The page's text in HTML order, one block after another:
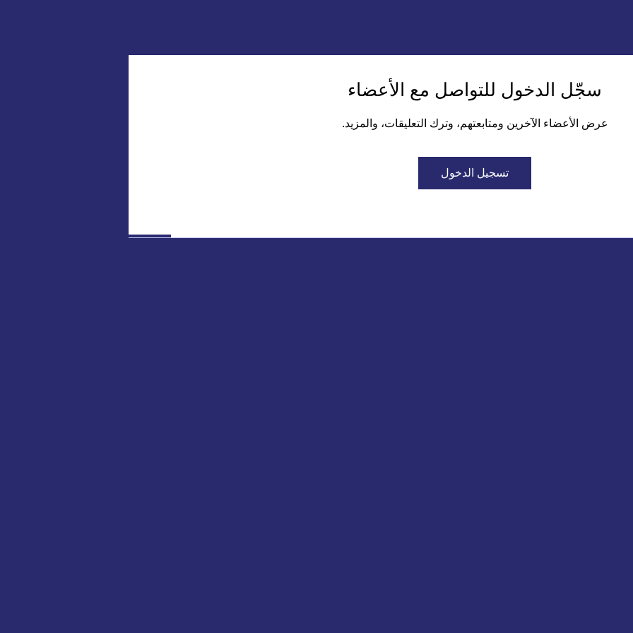
سجّل الدخول للتواصل مع الأعضاء
عرض الأعضاء الآخرين ومتابعتهم، وترك التعليقات، والمزيد.
تسجيل الدخول